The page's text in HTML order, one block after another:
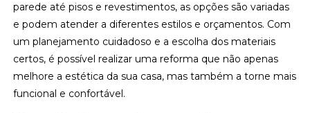
parede até pisos e revestimentos, as opções são variadas
e podem atender a diferentes estilos e orçamentos. Com
um planejamento cuidadoso e a escolha dos materiais
certos, é possível realizar uma reforma que não apenas
melhore a estética da sua casa, mas também a torne mais
funcional e confortável.